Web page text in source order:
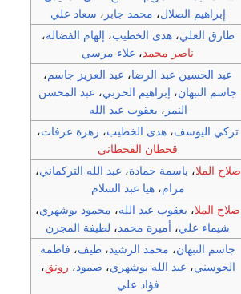
إبراهيم الصلال، محمد جابر ، سعاد علي
طارق العلي،هدى الخطيب، إلهام الفضالة،
ناصر محمد، علاء مرسي
عبد الحسين عبد الرضا، عبد العزيز جاسم،
جاسم النبهان، إبراهيم الحربي، عبد المحسن
النمر ، يعقوب عبد الله
تركي اليوسف، هدى الخطيب، زهرة عرفات،
قحطان القحطاني
صلاح الملا، باسمة حمادة، عبد الله التركماني،
مرام،هيا عبد السلام
صلاح الملا، يعقوب عبد الله، محمود بوشهري،
شيماء علي، أميرة محمد، لطيفة المجرن
جاسم النبهان، محمد الرشيد، طيف، فاطمة
الحوسني، عبد الله بوشهري، صمود، رونق،
فؤاد علي